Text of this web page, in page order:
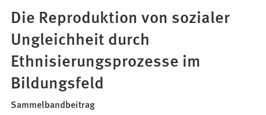
Bewerbung
Die Reproduktion von sozialer
Ungleichheit durch
Ethnisierungsprozesse im
Bildungsfeld
Sammelbandbeitrag